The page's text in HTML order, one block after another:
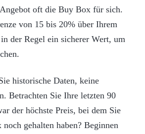
Angebot oft die Buy Box für sich.
von 15 bis 20% über Ihrem
der Regel ein sicherer Wert, um
historische Daten, keine
Betrachten Sie Ihre letzten 90
der höchste Preis, bei dem Sie
gehalten haben? Beginnen